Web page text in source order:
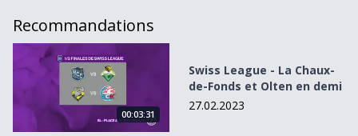
Recommandations
Swiss League - La Chaux-de-Fonds et Olten en demi
00:03:31
Swiss League - La Chaux-
de-Fonds et Olten en demi
27.02.2023